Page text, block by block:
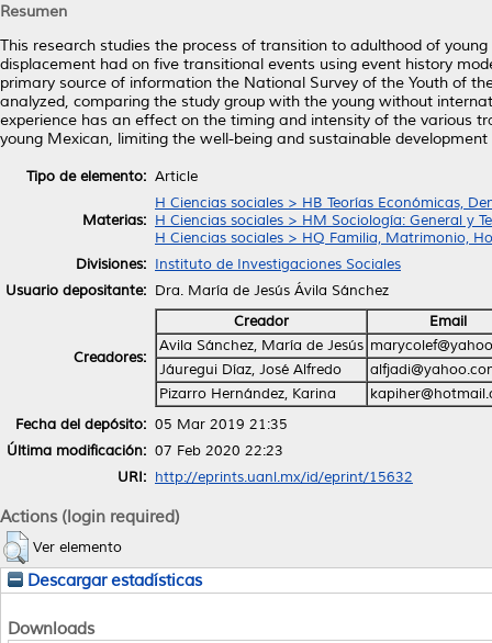
Resumen
This research studies the process of transition to adulthood of
displacement had on five transitional events using event history
primary source of information the National Survey of the Youth of
analyzed, comparing the study group with the young without
experience has an effect on the timing and intensity of the various
young Mexican, limiting the well-being and sustainable
Tipo de elemento: Article
Materias:
H Ciencias sociales > HB Teorías Económicas,
H Ciencias sociales > HM Sociología: General y
H Ciencias sociales > HQ Familia, Matrimonio,
Divisiones: Instituto de Investigaciones Sociales
Usuario depositante: Dra. María de Jesús Ávila Sánchez
Creadores:
Creador
Email
Avila Sánchez, María de Jesús
Jáuregui Díaz, José Alfredo
Pizarro Hernández, Karina
Fecha del depósito: 05 Mar 2019 21:35
Última modificación: 07 Feb 2020 22:23
URI: http://eprints.uanl.mx/id/eprint/15632
Actions (login required)
Ver elemento
Descargar estadísticas
Downloads